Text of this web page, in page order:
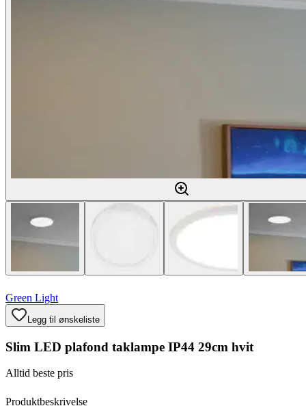
Green Light
Legg til ønskeliste
Slim LED plafond taklampe IP44 29cm hvit
Alltid beste pris
Produktbeskrivelse